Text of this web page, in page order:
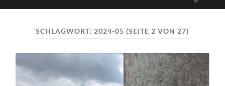
Mobile-
Menü
SCHLAGWORT: 2024-05 (SEITE 2 VON 27)